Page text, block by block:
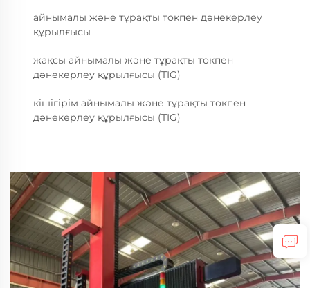
айнымалы және тұрақты токпен дәнекерлеу
құрылғысы
жақсы айнымалы және тұрақты токпен
дәнекерлеу құрылғысы (TIG)
кішігірім айнымалы және тұрақты токпен
дәнекерлеу құрылғысы (TIG)